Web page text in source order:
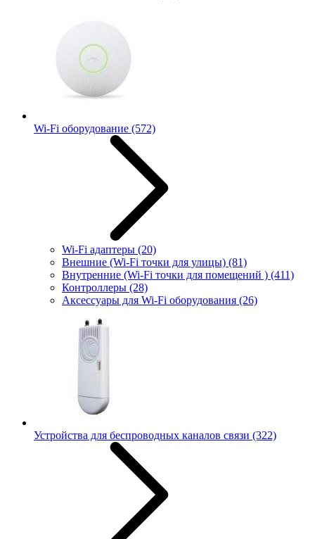
Wi-Fi оборудование (572)
Wi-Fi адаптеры (20)
Внешние (Wi-Fi точки для улицы) (81)
Внутренние (Wi-Fi точки для помещений ) (411)
Контроллеры (28)
Аксессуары для Wi-Fi оборудования (26)
Устройства для беспроводных каналов связи (322)